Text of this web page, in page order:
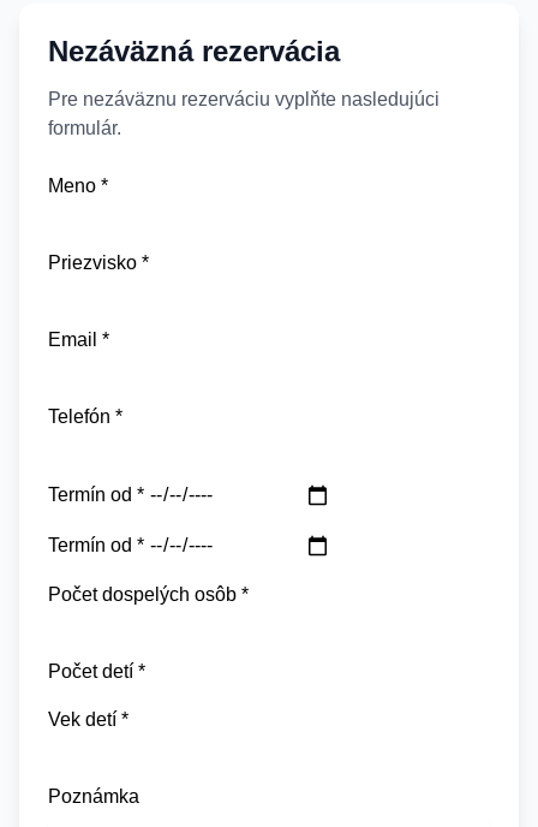
Nezáväzná rezervácia
Pre nezáväznu rezerváciu vyplňte nasledujúci
formulár.
Meno *
Priezvisko *
Email *
Telefón *
Termín od *
Termín od *
Počet dospelých osôb *
Počet detí *
Vek detí *
Poznámka